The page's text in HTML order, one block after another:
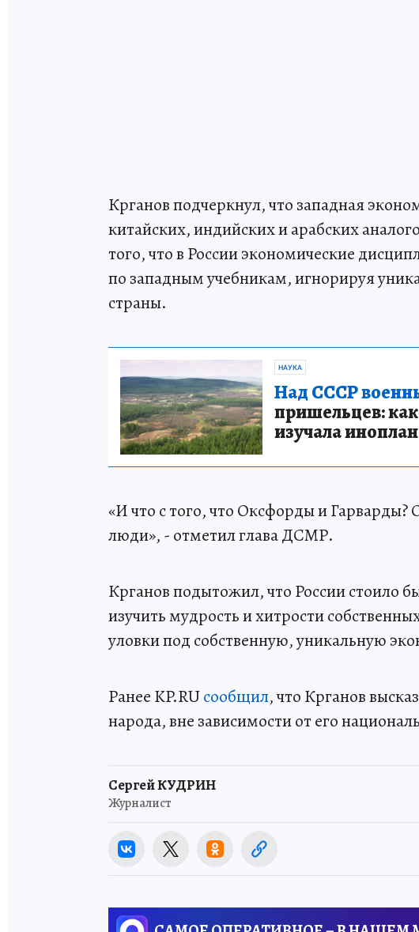
Крганов подчеркнул, что западная
китайских, индийских и арабских
того, что в России экономические
по западным учебникам, игнорируя
страны.
НАУКА
Над СССР
пришельцев: как
изучала
«И что с того, что Оксфорды и Гарварды?
люди», - отметил глава ДСМР.
Крганов подытожил, что России стоило
изучить мудрость и хитрости
уловки под собственную, уникальную
Ранее KP.RUсообщил, что Крганов
народа, вне зависимости от его
Сергей КУДРИН
Журналист